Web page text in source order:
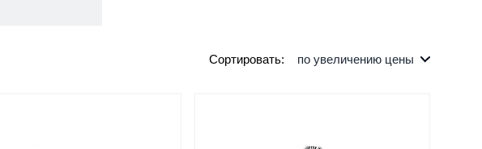
Сортировать: по увеличению цены